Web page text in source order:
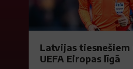
Latvijas tiesnešiem
UEFA Eiropas līgā